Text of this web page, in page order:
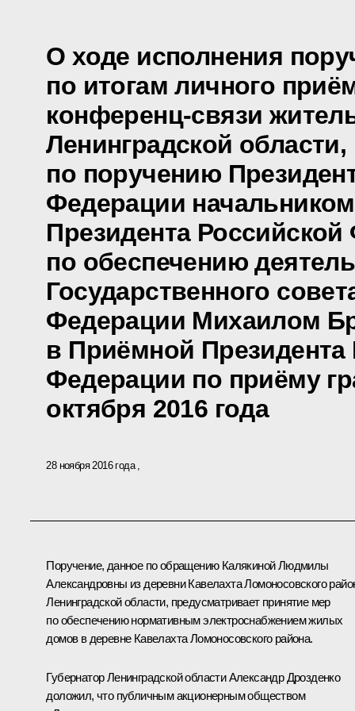
О ходе исполнения
по итогам личного
конференц-связи
Ленинградской
по поручению
Федерации
Президента
по обеспечению
Государственного
Федерации Михаилом
в Приёмной Президента
Федерации по приёму
октября 2016 года
28 ноября 2016 года
Поручение, данное по обращению Калякиной Людмилы
Александровны из деревни Кавелахта Ломоносовского
Ленинградской области, предусматривает принятие мер
по обеспечению нормативным электроснабжением жилых
домов в деревне Кавелахта Ломоносовского района.
Губернатор Ленинградской области Александр Дрозденко
доложил, что публичным акционерным обществом